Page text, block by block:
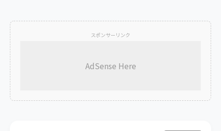
スポンサーリンク
AdSense Here